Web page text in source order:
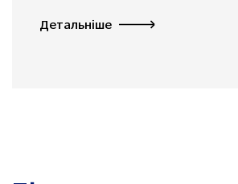
Детальніше